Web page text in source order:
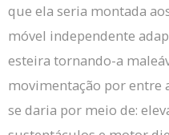
que ela seria montada
móvel independente
esteira tornando-a
movimentação por entre
se daria por meio de: